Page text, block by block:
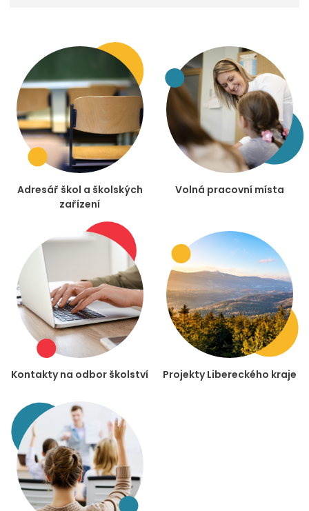
Adresář škol a školských
zařízení
Volná pracovní místa
Kontakty na odbor školství Projekty Libereckého kraje